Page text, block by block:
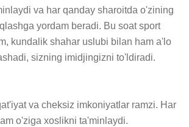
va har qanday sharoitda o'zining
yordam beradi. Bu soat sport
kundalik shahar uslubi bilan ham a'lo
sizning imidjingizni to'ldiradi.
o'ziga xoslikni ta'minlaydi.